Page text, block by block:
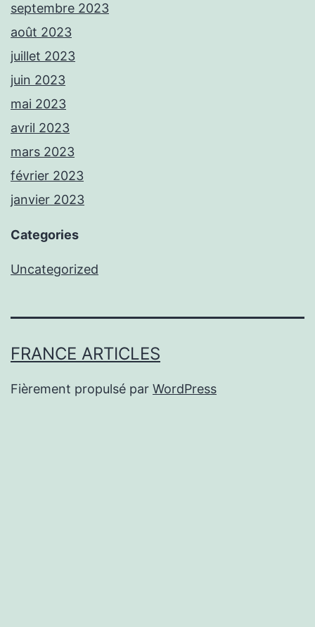
septembre 2023
août 2023
juillet 2023
juin 2023
mai 2023
avril 2023
mars 2023
février 2023
janvier 2023
Categories
Uncategorized
FRANCE ARTICLES
Fièrement propulsé par WordPress